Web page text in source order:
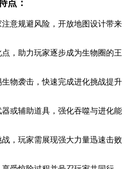
点：
意规避风险，开放地图设计带来
，助力玩家逐步成为生物圈的王
物袭击，快速完成进化挑战提升
或辅助道具，强化吞噬与进化能
，玩家需展现强大力量迅速击败